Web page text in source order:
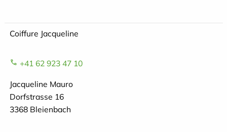
Coiffure Jacqueline
+41 62 923 47 10
Jacqueline Mauro
Dorfstrasse 16
3368 Bleienbach